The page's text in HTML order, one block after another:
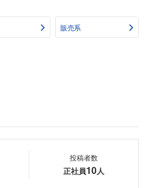
販売系
投稿者数
正社員10人